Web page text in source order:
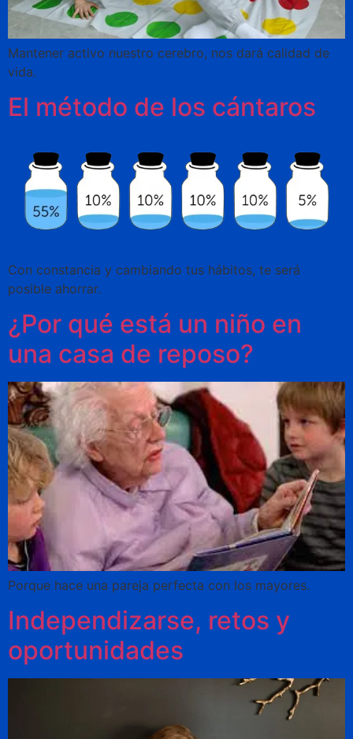
Mantener activo nuestro cerebro, nos dará calidad de
vida.
El método de los cántaros
Con constancia y cambiando tus hábitos, te será
posible ahorrar.
¿Por qué está un niño en
una casa de reposo?
Porque hace una pareja perfecta con los mayores.
Independizarse, retos y
oportunidades